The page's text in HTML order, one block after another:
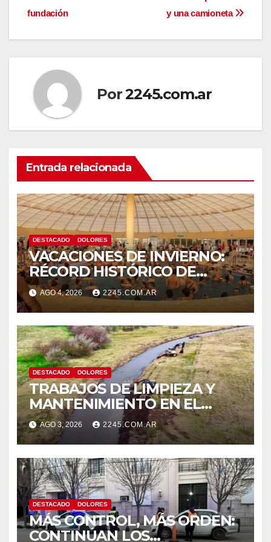
de
entradas
y una camioneta
fundación
Por2245.com.ar
Entrada relacionada
DESTACADO DOLORES
VACACIONES DE INVIERNO:
RÉCORD HISTÓRICO DE
VISITANTES Y RECAUDACIÓN
EN EL PARQUE TERMAL DE
DOLORES
AGO 4, 2026 2245.COM.AR
DESTACADO DOLORES
TRABAJOS DE LIMPIEZA Y
MANTENIMIENTO EN EL
CANAL LA PICASA
AGO 3, 2026 2245.COM.AR
DESTACADO DOLORES
MÁS CONTROL, MÁS ORDEN:
CONTINÚAN LOS